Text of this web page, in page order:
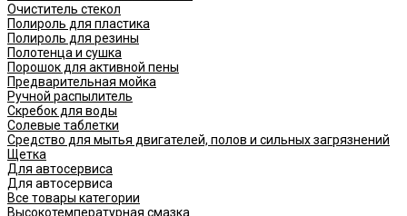
Очиститель стекол
Полироль для пластика
Полироль для резины
Полотенца и сушка
Порошок для активной пены
Предварительная мойка
Ручной распылитель
Скребок для воды
Солевые таблетки
Средство для мытья двигателей, полов и сильных загрязнений
Щетка
Для автосервиса
Для автосервиса
Все товары категории
Высокотемпературная смазка